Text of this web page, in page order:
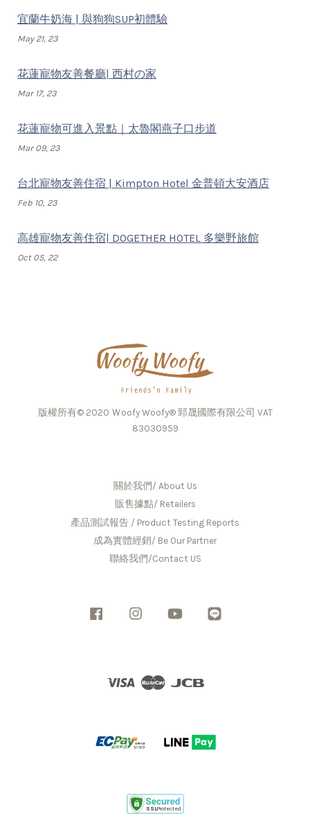
宜蘭牛奶海 | 與狗狗SUP初體驗
May 21, 23
花蓮寵物友善餐廳| 西村の家
Mar 17, 23
花蓮寵物可進入景點｜太魯閣燕子口步道
Mar 09, 23
台北寵物友善住宿 | Kimpton Hotel 金普頓大安酒店
Feb 10, 23
高雄寵物友善住宿| DOGETHER HOTEL 多樂野旅館
Oct 05, 22
版權所有© 2020 Ｗoofy Woofy® 郅晟國際有限公司 VAT
83030959
關於我們/ About Us
販售據點/ Retailers
產品測試報告 / Product Testing Reports
成為實體經銷/ Be Our Partner
聯絡我們/Contact US
Facebook Instagram YouTube
Visa Master